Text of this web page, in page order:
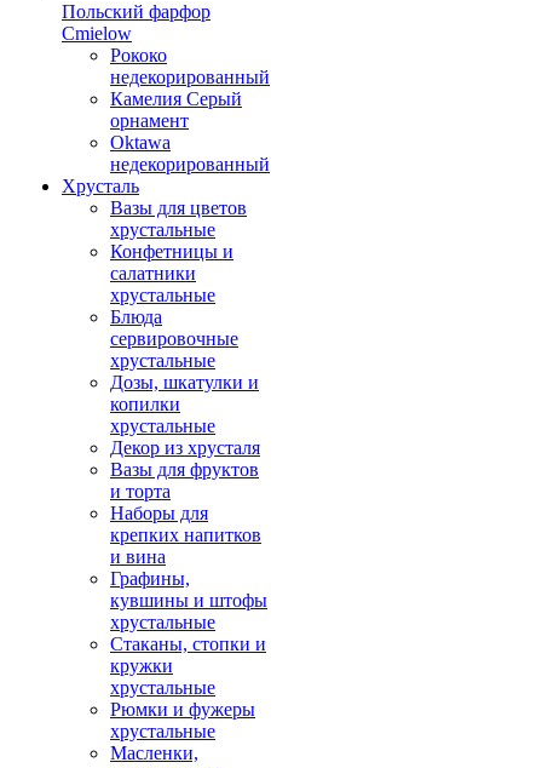
Польский фарфор
Сmielow
Рококо
недекорированный
Камелия Серый
орнамент
Oktawa
недекорированный
Хрусталь
Вазы для цветов
хрустальные
Конфетницы и
салатники
хрустальные
Блюда
сервировочные
хрустальные
Дозы, шкатулки и
копилки
хрустальные
Декор из хрусталя
Вазы для фруктов
и торта
Наборы для
крепких напитков
и вина
Графины,
кувшины и штофы
хрустальные
Стаканы, стопки и
кружки
хрустальные
Рюмки и фужеры
хрустальные
Масленки,